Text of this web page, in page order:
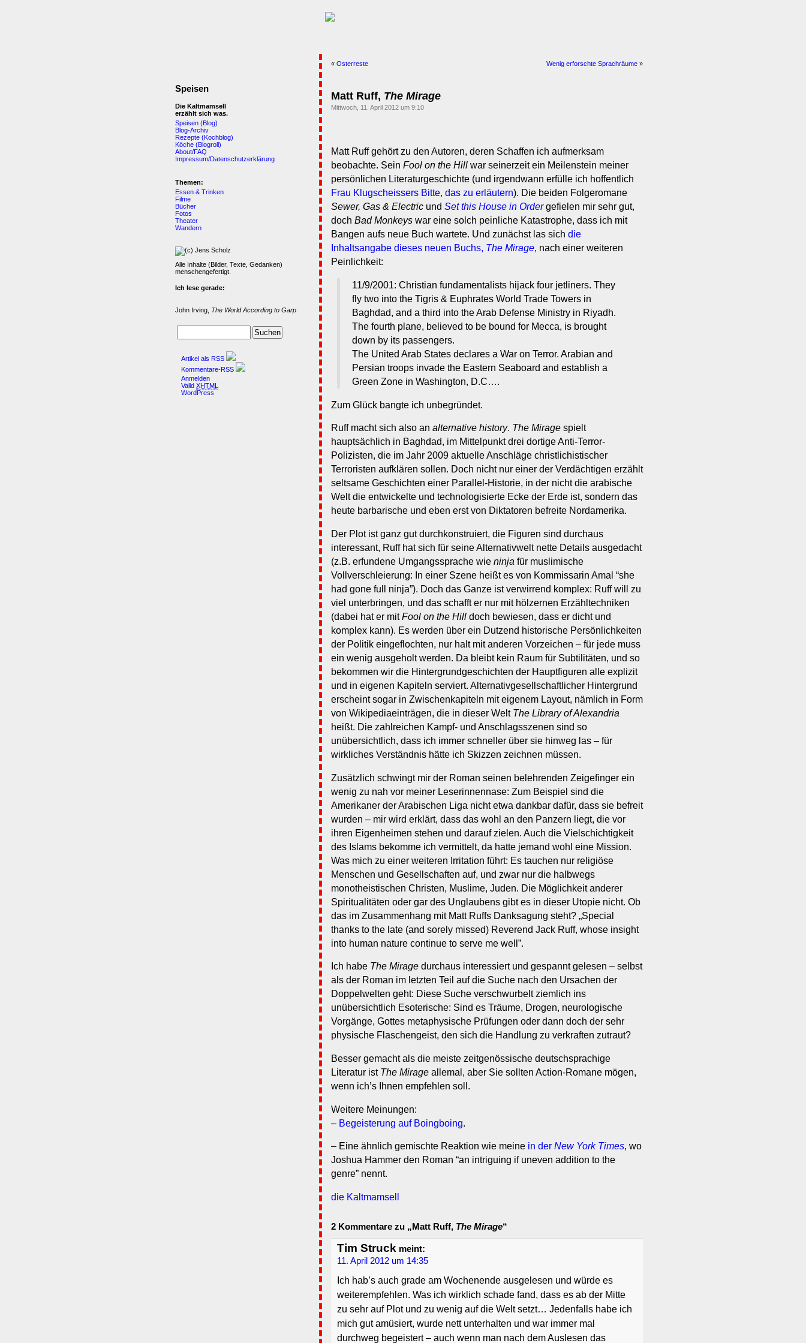
« Osterreste Wenig erforschte Sprachräume »
Matt Ruff, The Mirage
Mittwoch, 11. April 2012 um 9:10
Matt Ruff gehört zu den Autoren, deren Schaffen ich aufmerksam
beobachte. Sein Fool on the Hill war seinerzeit ein Meilenstein meiner
persönlichen Literaturgeschichte (und irgendwann erfülle ich hoffentlich
Frau Klugscheissers Bitte, das zu erläutern). Die beiden Folgeromane
Sewer, Gas & Electric und Set this House in Ordergefielen mir sehr gut,
doch Bad Monkeys war eine solch peinliche Katastrophe, dass ich mit
Bangen aufs neue Buch wartete. Und zunächst las sich die
Inhaltsangabe dieses neuen Buchs, The Mirage, nach einer weiteren
Peinlichkeit:
11/9/2001: Christian fundamentalists hijack four jetliners. They
fly two into the Tigris & Euphrates World Trade Towers in
Baghdad, and a third into the Arab Defense Ministry in Riyadh.
The fourth plane, believed to be bound for Mecca, is brought
down by its passengers.
The United Arab States declares a War on Terror. Arabian and
Persian troops invade the Eastern Seaboard and establish a
Green Zone in Washington, D.C….
Zum Glück bangte ich unbegründet.
Ruff macht sich also an alternative history. The Mirage spielt
hauptsächlich in Baghdad, im Mittelpunkt drei dortige Anti-Terror-
Polizisten, die im Jahr 2009 aktuelle Anschläge christlichistischer
Terroristen aufklären sollen. Doch nicht nur einer der Verdächtigen erzählt
seltsame Geschichten einer Parallel-Historie, in der nicht die arabische
Welt die entwickelte und technologisierte Ecke der Erde ist, sondern das
heute barbarische und eben erst von Diktatoren befreite Nordamerika.
Der Plot ist ganz gut durchkonstruiert, die Figuren sind durchaus
interessant, Ruff hat sich für seine Alternativwelt nette Details ausgedacht
(z.B. erfundene Umgangssprache wie ninja für muslimische
Vollverschleierung: In einer Szene heißt es von Kommissarin Amal “she
had gone full ninja”). Doch das Ganze ist verwirrend komplex: Ruff will zu
viel unterbringen, und das schafft er nur mit hölzernen Erzähltechniken
(dabei hat er mitFool on the Hill doch bewiesen, dass er dicht und
komplex kann). Es werden über ein Dutzend historische Persönlichkeiten
der Politik eingeflochten, nur halt mit anderen Vorzeichen – für jede muss
ein wenig ausgeholt werden. Da bleibt kein Raum für Subtilitäten, und so
bekommen wir die Hintergrundgeschichten der Hauptfiguren alle explizit
und in eigenen Kapiteln serviert. Alternativgesellschaftlicher Hintergrund
erscheint sogar in Zwischenkapiteln mit eigenem Layout, nämlich in Form
von Wikipediaeinträgen, die in dieser Welt The Library of Alexandria
heißt. Die zahlreichen Kampf- und Anschlagsszenen sind so
unübersichtlich, dass ich immer schneller über sie hinweg las – für
wirkliches Verständnis hätte ich Skizzen zeichnen müssen.
Zusätzlich schwingt mir der Roman seinen belehrenden Zeigefinger ein
wenig zu nah vor meiner Leserinnennase: Zum Beispiel sind die
Amerikaner der Arabischen Liga nicht etwa dankbar dafür, dass sie befreit
wurden – mir wird erklärt, dass das wohl an den Panzern liegt, die vor
ihren Eigenheimen stehen und darauf zielen. Auch die Vielschichtigkeit
des Islams bekomme ich vermittelt, da hatte jemand wohl eine Mission.
Was mich zu einer weiteren Irritation führt: Es tauchen nur religiöse
Menschen und Gesellschaften auf, und zwar nur die halbwegs
monotheistischen Christen, Muslime, Juden. Die Möglichkeit anderer
Spiritualitäten oder gar des Unglaubens gibt es in dieser Utopie nicht. Ob
das im Zusammenhang mit Matt Ruffs Danksagung steht? „Special
thanks to the late (and sorely missed) Reverend Jack Ruff, whose insight
into human nature continue to serve me well”.
Ich habe The Mirage durchaus interessiert und gespannt gelesen – selbst
als der Roman im letzten Teil auf die Suche nach den Ursachen der
Doppelwelten geht: Diese Suche verschwurbelt ziemlich ins
unübersichtlich Esoterische: Sind es Träume, Drogen, neurologische
Vorgänge, Gottes metaphysische Prüfungen oder dann doch der sehr
physische Flaschengeist, den sich die Handlung zu verkraften zutraut?
Besser gemacht als die meiste zeitgenössische deutschsprachige
Literatur ist The Mirage allemal, aber Sie sollten Action-Romane mögen,
wenn ich’s Ihnen empfehlen soll.
Weitere Meinungen:
– Begeisterung auf Boingboing.
– Eine ähnlich gemischte Reaktion wie meine in der New York Times, wo
Joshua Hammer den Roman “an intriguing if uneven addition to the
genre” nennt.
die Kaltmamsell
2 Kommentare zu „Matt Ruff, The Mirage“
Tim Struck meint:
11. April 2012 um 14:35
Ich hab’s auch grade am Wochenende ausgelesen und würde es
weiterempfehlen. Was ich wirklich schade fand, dass es ab der Mitte
zu sehr auf Plot und zu wenig auf die Welt setzt… Jedenfalls habe ich
mich gut amüsiert, wurde nett unterhalten und war immer mal
durchweg begeistert – auch wenn man nach dem Auslesen das
Speisen
Die Kaltmamsell
erzählt sich was.
Speisen (Blog)
Blog-Archiv
Rezepte (Kochblog)
Köche (Blogroll)
About/FAQ
Impressum/Datenschutzerklärung
Themen:
Essen & Trinken
Filme
Bücher
Fotos
Theater
Wandern
Alle Inhalte (Bilder, Texte, Gedanken)
menschengefertigt.
Ich lese gerade:
John Irving, The World According to Garp
Artikel als RSS
Kommentare-RSS
Anmelden
Valid XHTML
WordPress